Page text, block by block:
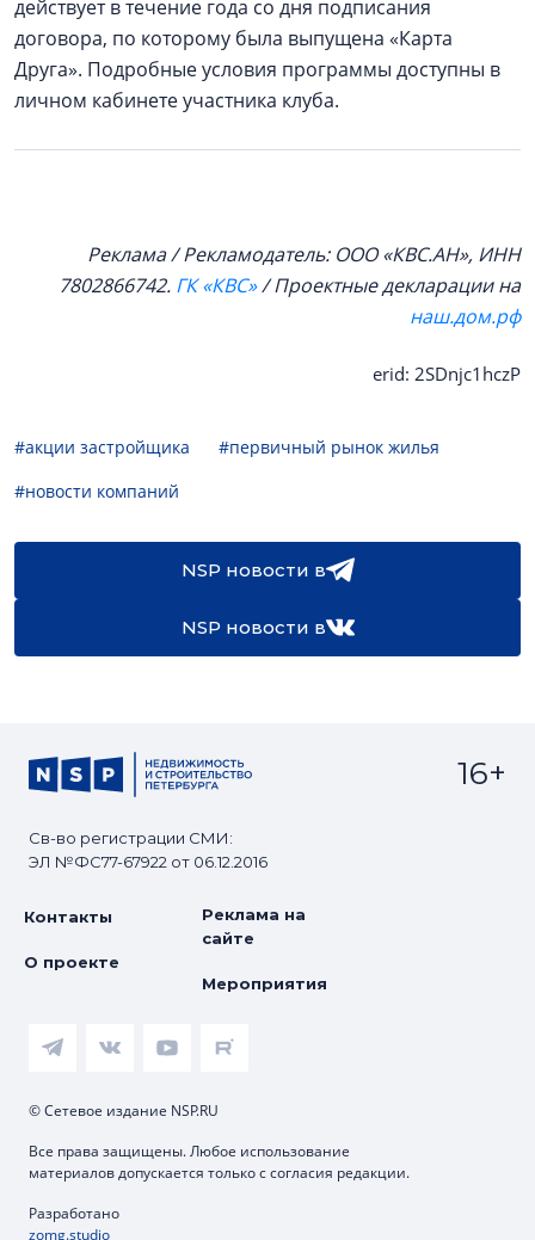
действует в течение года со дня подписания
договора, по которому была выпущена «Карта
Друга». Подробные условия программы доступны в
личном кабинете участника клуба.
Реклама / Рекламодатель: ООО «КВС.АН», ИНН
7802866742. ГК «КВС»/ Проектные декларации на
наш.дом.рф
erid: 2SDnjc1hczP
#акции застройщика
#первичный рынок жилья
#новости компаний
NSP новости в
NSP новости в
Св-во регистрации СМИ:
ЭЛ №ФС77-67922 от 06.12.2016
16+
Контакты
О проекте
Реклама на
сайте
Мероприятия
© Сетевое издание NSP.RU
Все права защищены. Любое использование
материалов допускается только с согласия редакции.
Разработано
zomg.studio